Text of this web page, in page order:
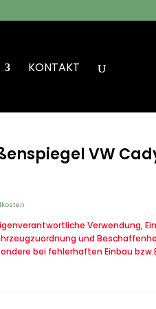
KONTAKT
VW
Verwendung,
und
bei fehlerhaften Einbau